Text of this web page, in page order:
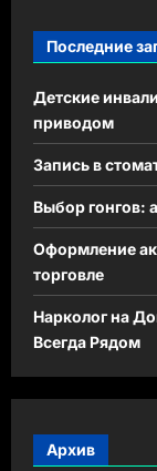
Последние
Детские
приводом
Запись в
Выбор гонгов:
Оформление
торговле
Нарколог на
Всегда Рядом
Архив